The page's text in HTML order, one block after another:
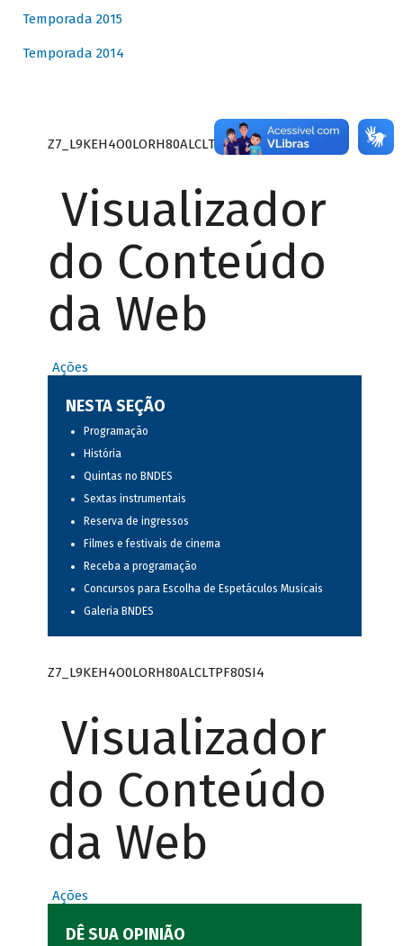
Temporada 2015
Temporada 2014
Z7_L9KEH4O0LORH80ALCLTPF80S27
Visualizador
do Conteúdo
da Web
Ações
NESTA SEÇÃO
Programação
História
Quintas no BNDES
Sextas instrumentais
Reserva de ingressos
Filmes e festivais de cinema
Receba a programação
Concursos para Escolha de Espetáculos Musicais
Galeria BNDES
Z7_L9KEH4O0LORH80ALCLTPF80SI4
Visualizador
do Conteúdo
da Web
Ações
DÊ SUA OPINIÃO